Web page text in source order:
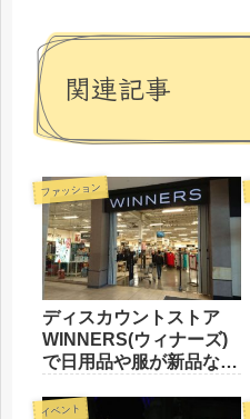
関連記事
ファッション
ディスカウントストア
WINNERS(ウィナーズ)
で日用品や服が新品なの
イベント